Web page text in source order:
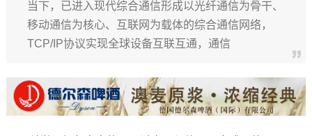
当下，已进入现代综合通信形成以光纤通信为骨干、
移动通信为核心、互联网为载体的综合通信网络，
TCP/IP协议实现全球设备互联互通，通信